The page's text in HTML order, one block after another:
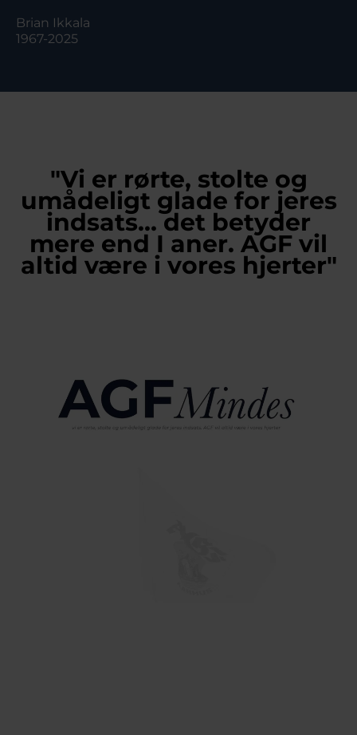
Brian Ikkala
1967-2025
"Vi er rørte, stolte og
umådeligt glade for jeres
indsats… det betyder
mere end I aner. AGF vil
altid være i vores hjerter"